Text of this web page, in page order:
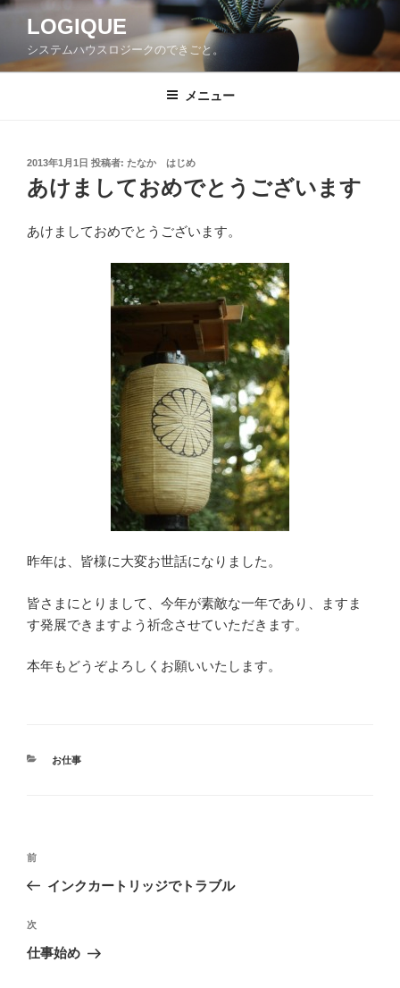
コ
ン
LOGIQUE
システムハウスロジークのできごと。
メニュー
投
稿
日:
2013年1月1日 投稿者: たなか はじめ
あけましておめでとうございます
あけましておめでとうございます。
昨年は、皆様に大変お世話になりました。
皆さまにとりまして、今年が素敵な一年であり、ますま
す発展できますよう祈念させていただきます。
本年もどうぞよろしくお願いいたします。
カ
お仕事
投
ビ
ゲ
前
の
稿
前
インクカートリッジでトラブル
次
の
次
仕事始め